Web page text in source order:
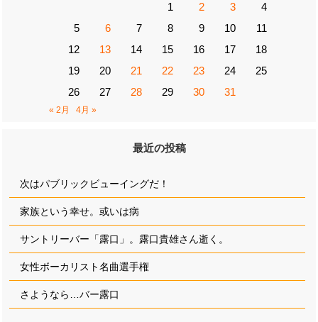
1 2 3
4
5
6 7 8 9 10
11
12
13 14 15 16 17
18
19
20 21 22 23 24
25
26
27 28 29 30 31
« 2月 4月 »
最近の投稿
次はパブリックビューイングだ！
家族という幸せ。或いは病
サントリーバー「露口」。露口貴雄さん逝く。
女性ボーカリスト名曲選手権
さようなら…バー露口